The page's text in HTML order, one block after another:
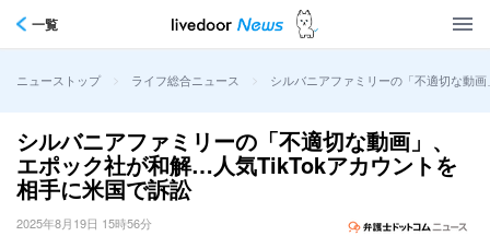
一覧
ニューストップ > ライフ総合ニュース > シルバニアファミリーの「不適切な動
シルバニアファミリーの「不適切な動画」、
エポック社が和解…人気TikTokアカウントを
相手に米国で訴訟
2025年8月19日 15時56分